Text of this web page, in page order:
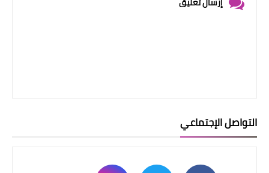
التواصل الإجتماعي